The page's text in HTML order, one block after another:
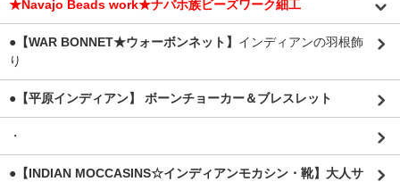
★Navajo Beads work★ナバホ族ビーズワーク細工
●【WAR BONNET★ウォーボンネット】 インディアンの羽根飾
り
●【平原インディアン】 ボーンチョーカー＆ブレスレット
・
●【INDIAN MOCCASINS☆インディアンモカシン・靴】大人サ